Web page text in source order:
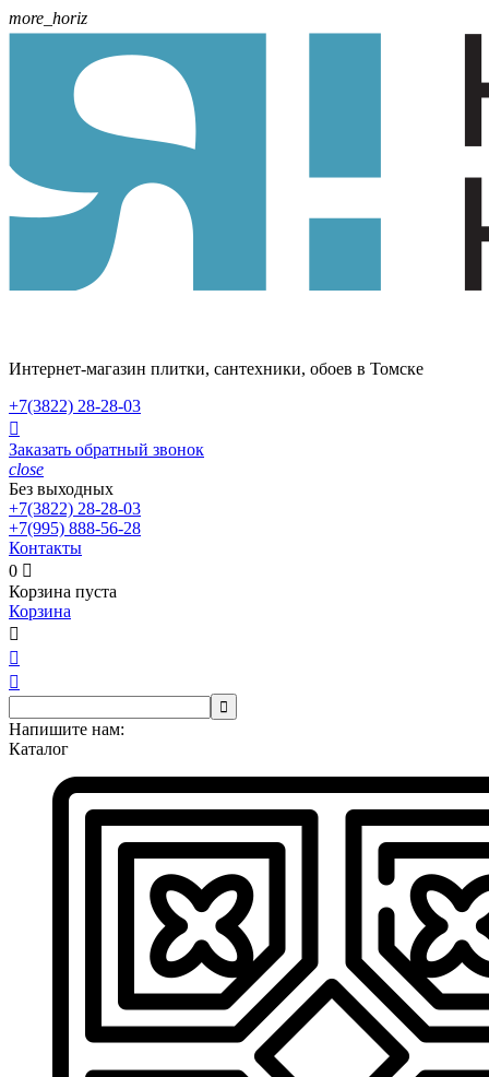
more_horiz
Интернет-магазин плитки, сантехники, обоев в Томске
+7(3822) 28-28-03

Заказать обратный звонок
close
Без выходных
+7(3822) 28-28-03
+7(995) 888-56-28
Контакты
0 
Корзина пуста
Корзина




Напишите нам:
Каталог